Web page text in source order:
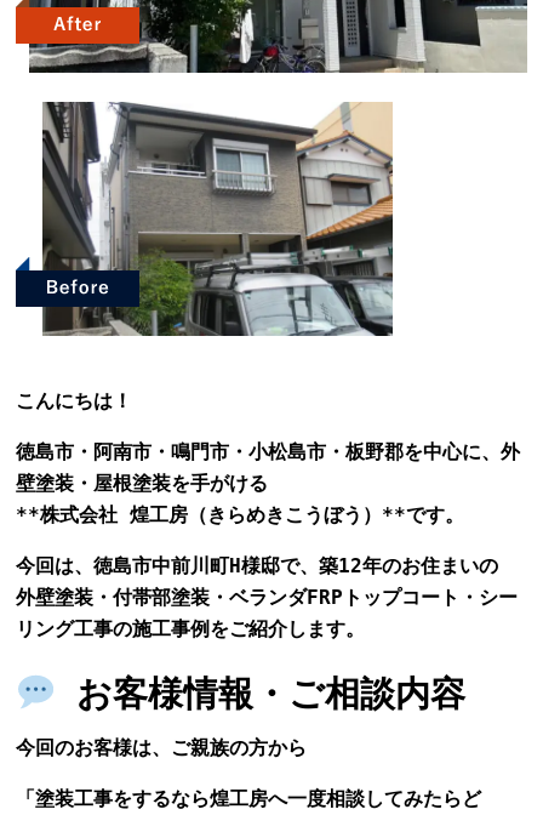
こんにちは！
徳島市・阿南市・鳴門市・小松島市・板野郡を中心に、外
壁塗装・屋根塗装を手がける
**株式会社 煌工房（きらめきこうぼう）**です。
今回は、徳島市中前川町H様邸で、築12年のお住まいの
外壁塗装・付帯部塗装・ベランダFRPトップコート・シー
リング工事の施工事例をご紹介します。
お客様情報・ご相談内容
今回のお客様は、ご親族の方から
「塗装工事をするなら煌工房へ一度相談してみたらど